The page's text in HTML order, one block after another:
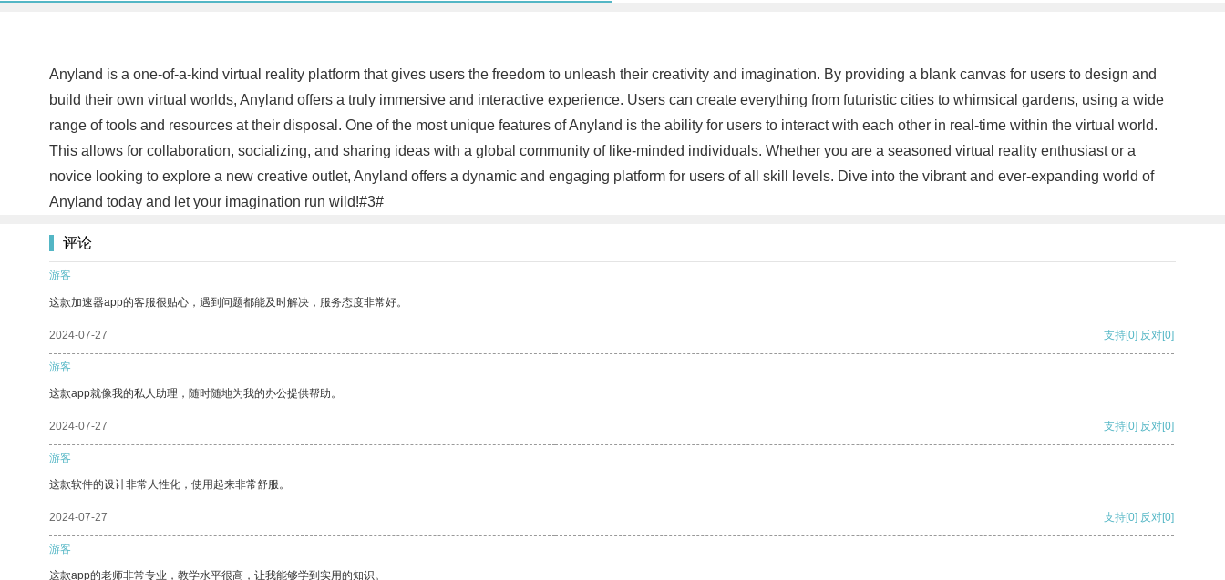
Anyland is a one-of-a-kind virtual reality platform that gives users the freedom to unleash their creativity and imagination. By providing a blank canvas for users to design and
build their own virtual worlds, Anyland offers a truly immersive and interactive experience. Users can create everything from futuristic cities to whimsical gardens, using a wide
range of tools and resources at their disposal. One of the most unique features of Anyland is the ability for users to interact with each other in real-time within the virtual world.
This allows for collaboration, socializing, and sharing ideas with a global community of like-minded individuals. Whether you are a seasoned virtual reality enthusiast or a
novice looking to explore a new creative outlet, Anyland offers a dynamic and engaging platform for users of all skill levels. Dive into the vibrant and ever-expanding world of
Anyland today and let your imagination run wild!#3#
评论
游客
这款加速器app的客服很贴心，遇到问题都能及时解决，服务态度非常好。
2024-07-27 支持[0] 反对[0]
游客
这款app就像我的私人助理，随时随地为我的办公提供帮助。
2024-07-27 支持[0] 反对[0]
游客
这款软件的设计非常人性化，使用起来非常舒服。
2024-07-27 支持[0] 反对[0]
游客
这款app的老师非常专业，教学水平很高，让我能够学到实用的知识。